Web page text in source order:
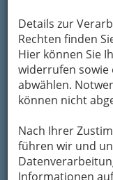
Details zur
Rechten finden
Hier können Sie
widerrufen sowie
abwählen.
können nicht
Nach Ihrer
führen wir und
Informationen